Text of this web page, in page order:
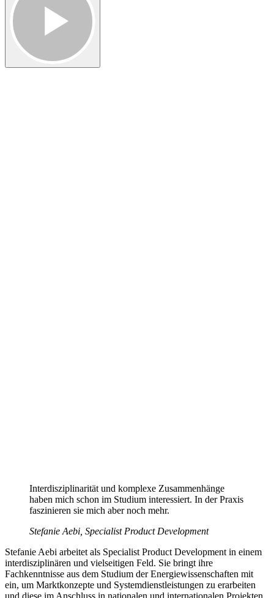
Interdisziplinarität und komplexe Zusammenhänge
haben mich schon im Studium interessiert. In der Praxis
faszinieren sie mich aber noch mehr.
Stefanie Aebi, Specialist Product Development
Stefanie Aebi arbeitet als Specialist Product Development in einem
interdisziplinären und vielseitigen Feld. Sie bringt ihre
Fachkenntnisse aus dem Studium der Energiewissenschaften mit
ein, um Marktkonzepte und Systemdienstleistungen zu erarbeiten
und diese im Anschluss in nationalen und internationalen Projekten